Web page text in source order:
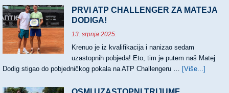
PRVACI,
PRVI ATP CHALLENGER ZA MATEJA
DODIGA!
13. srpnja 2025.
Krenuo je iz kvalifikacija i nanizao sedam
uzastopnih pobjeda! Eto, tim je putem naš Matej
Dodig stigao do pobjedničkog pokala na ATP Challengeru …
[Više...]